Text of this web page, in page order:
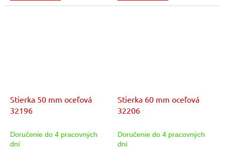
Stierka 50 mm oceľová
32196
Doručenie do 4 pracovných
dní
Stierka 60 mm oceľová
32206
Doručenie do 4 pracovných
dní